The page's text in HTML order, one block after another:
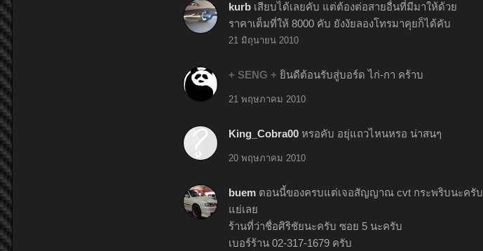
kurb เสียบได้เลยคับ แต่ต้องต่อสายอื่นที่มีมาให้ด้วย
ราคาเต็มที่ให้ 8000 คับ ยังงัยลองโทรมาคุยก็ได้คับ
21 มิถุนายน 2010
+ SENG + ยินดีต้อนรับสู่บอร์ด ไก่-กา คร้าบ
21 พฤษภาคม 2010
King_Cobra00 หรอคับ อยุ่แถวไหนหรอ น่าสนๆ
20 พฤษภาคม 2010
buem ตอนนี้ของครบแต่เจอสัญญาณ cvt กระพริบนะครับ
แย่เลย
ร้านที่ว่าชื่อศิริชัยนะครับ ซอย 5 นะครับ
เบอร์ร้าน 02-317-1679 ครับ